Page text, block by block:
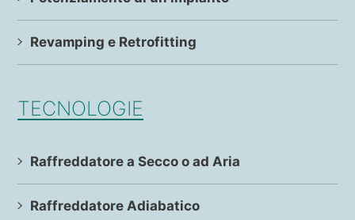
Revamping e Retrofitting
TECNOLOGIE
Raffreddatore a Secco o ad Aria
Raffreddatore Adiabatico